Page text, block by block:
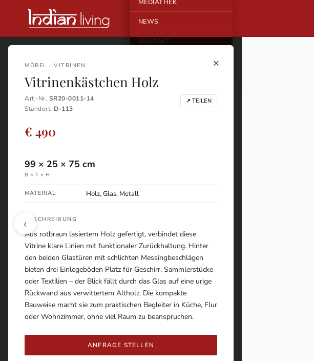
MEDIATHEK
NEWS
KONTAKT
×
‹
MÖBEL › VITRINEN
Vitrinenkästchen Holz
Art.-Nr. SR20-0011-14
Standort: D-113
↗ TEILEN
€ 490
99 × 25 × 75 cm
B × T × H
MATERIAL Holz, Glas, Metall
BESCHREIBUNG
Aus rotbraun lasiertem Holz gefertigt, verbindet diese
Vitrine klare Linien mit funktionaler Zurückhaltung. Hinter
den beiden Glastüren mit schlichten Messingbeschlägen
bieten drei Einlegeböden Platz für Geschirr, Sammlerstücke
oder Textilien – der Blick fällt durch das Glas auf eine urige
Rückwand aus verwittertem Altholz. Die kompakte
Bauweise macht sie zum praktischen Begleiter in Küche, Flur
oder Wohnzimmer, ohne viel Raum zu beanspruchen.
ANFRAGE STELLEN